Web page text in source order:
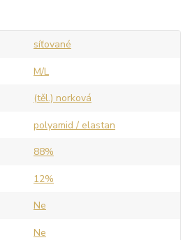
síťované
M/L
(těl.) norková
polyamid / elastan
88%
12%
Ne
Ne